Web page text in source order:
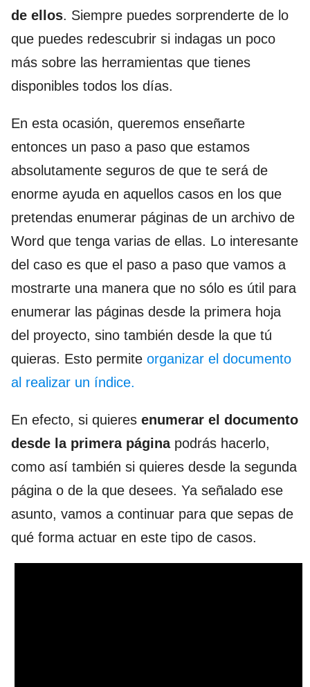
de ellos. Siempre puedes sorprenderte de lo
que puedes redescubrir si indagas un poco
más sobre las herramientas que tienes
disponibles todos los días.
En esta ocasión, queremos enseñarte
entonces un paso a paso que estamos
absolutamente seguros de que te será de
enorme ayuda en aquellos casos en los que
pretendas enumerar páginas de un archivo de
Word que tenga varias de ellas. Lo interesante
del caso es que el paso a paso que vamos a
mostrarte una manera que no sólo es útil para
enumerar las páginas desde la primera hoja
del proyecto, sino también desde la que tú
quieras. Esto permite organizar el documento
al realizar un índice.
En efecto, si quieres enumerar el documento
desde la primera páginapodrás hacerlo,
como así también si quieres desde la segunda
página o de la que desees. Ya señalado ese
asunto, vamos a continuar para que sepas de
qué forma actuar en este tipo de casos.